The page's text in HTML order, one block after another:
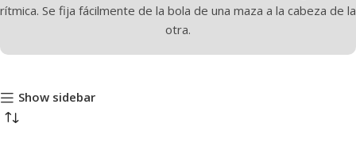
rítmica. Se fija fácilmente de la bola de una maza a la cabeza de la
otra.
Show sidebar